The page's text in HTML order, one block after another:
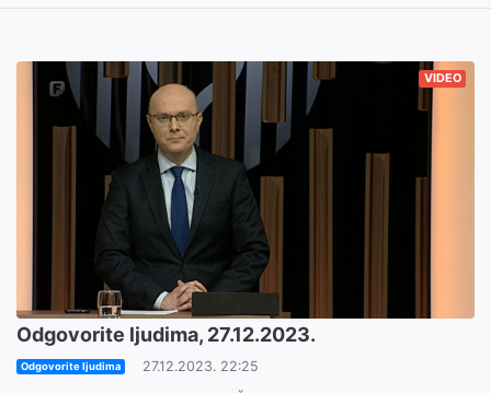
VIDEO
Odgovorite ljudima, 27.12.2023.
Odgovorite ljudima 27.12.2023. 22:25